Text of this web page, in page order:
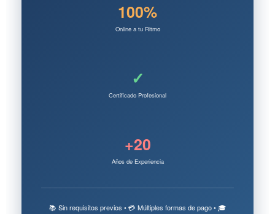
100%
Online a tu Ritmo
✓
Certificado Profesional
+20
Años de Experiencia
📚 Sin requisitos previos • 💳 Múltiples formas de pago • 🎓